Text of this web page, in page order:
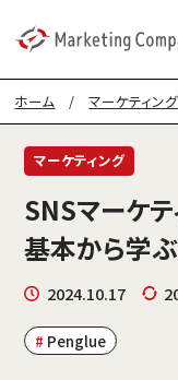
ホーム /マーケティング
マーケティング
SNSマーケ
基本から学
2024.10.17
Penglue